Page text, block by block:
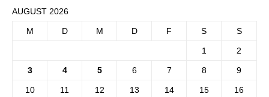
AUGUST 2026
M D M D F S S
1 2
3 4 5 6 7 8 9
10 11 12 13 14 15 16